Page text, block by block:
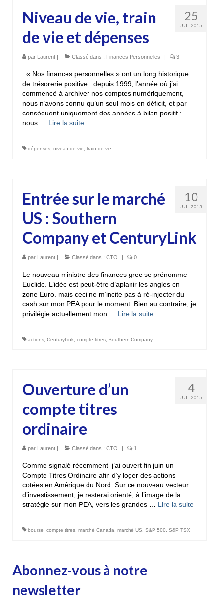
25
JUIL 2015
Niveau de vie, train
de vie et dépenses
par Laurent Classé dans : Finances Personnelles 3
« Nos finances personnelles » ont un long historique
de trésorerie positive : depuis 1999, l’année où j’ai
commencé à archiver nos comptes numériquement,
nous n’avons connu qu’un seul mois en déficit, et par
conséquent uniquement des années à bilan positif :
nous … Lire la suite­­
dépenses, niveau de vie, train de vie
10
JUIL 2015
Entrée sur le marché
US : Southern
Company et CenturyLink
par Laurent Classé dans : CTO 0
Le nouveau ministre des finances grec se prénomme
Euclide. L’idée est peut-être d’aplanir les angles en
zone Euro, mais ceci ne m’incite pas à ré-injecter du
cash sur mon PEA pour le moment. Bien au contraire, je
privilégie actuellement mon … Lire la suite­­
actions, CenturyLink, compte titres, Southern Company
4
JUIL 2015
Ouverture d’un
compte titres
ordinaire
par Laurent Classé dans : CTO 1
Comme signalé récemment, j’ai ouvert fin juin un
Compte Titres Ordinaire afin d’y loger des actions
cotées en Amérique du Nord. Sur ce nouveau vecteur
d’investissement, je resterai orienté, à l’image de la
stratégie sur mon PEA, vers les grandes … Lire la suite­­
bourse, compte titres, marché Canada, marché US, S&P 500, S&P TSX
Abonnez-vous à notre
newsletter